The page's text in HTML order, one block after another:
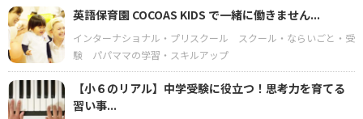
英語保育園 COCOAS KIDS で一緒に働きません...
インターナショナル・プリスクール
スクール・ならいごと・受
験
パパママの学習・スキルアップ
【小６のリアル】中学受験に役立つ！思考力を育てる
習い事...